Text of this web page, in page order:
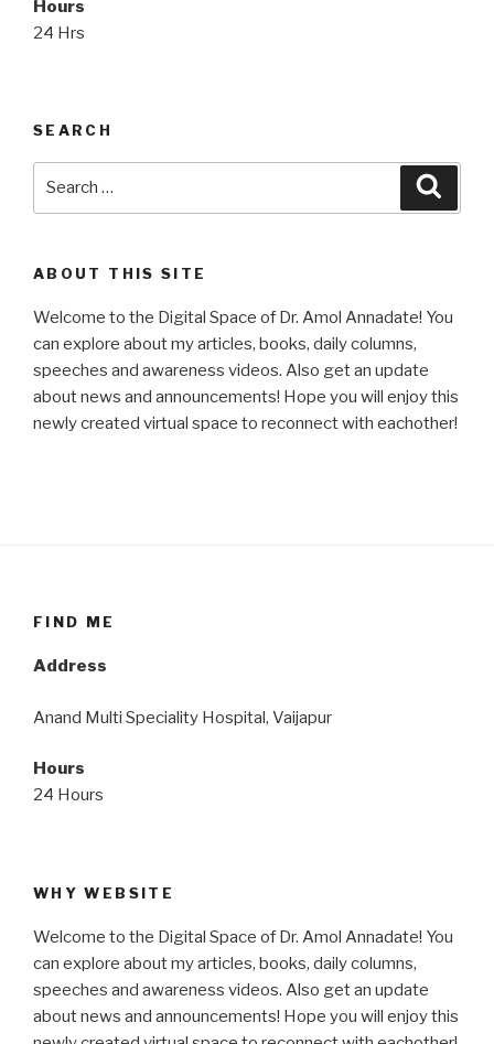
Hours
24 Hrs
SEARCH
ABOUT THIS SITE
Welcome to the Digital Space of Dr. Amol Annadate! You
can explore about my articles, books, daily columns,
speeches and awareness videos. Also get an update
about news and announcements! Hope you will enjoy this
newly created virtual space to reconnect with eachother!
FIND ME
Address
Anand Multi Speciality Hospital, Vaijapur
Hours
24 Hours
WHY WEBSITE
Welcome to the Digital Space of Dr. Amol Annadate! You
can explore about my articles, books, daily columns,
speeches and awareness videos. Also get an update
about news and announcements! Hope you will enjoy this